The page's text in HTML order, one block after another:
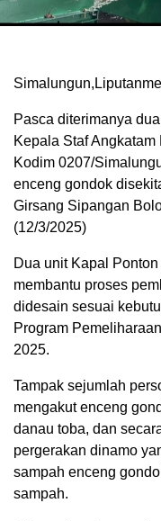
Pasca diterimanya
Kepala Staf Angkatam
Kodim 0207/
enceng gondok
Girsang Sipangan
(12/3/2025)
Dua unit Kapal
membantu proses
didesain sesuai
Program
2025.
Tampak sejumlah
mengakut enceng
danau toba, dan
pergerakan dinamo
sampah enceng
sampah.